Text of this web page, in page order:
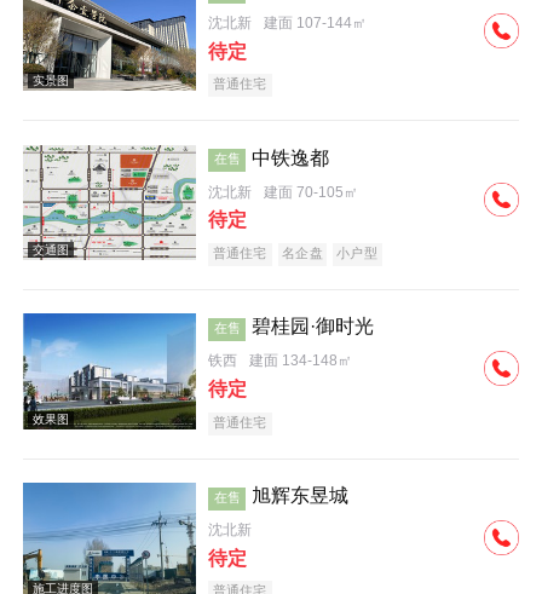
效果图
效果图
沈北新 建面 107-144㎡
待定
普通住宅
在售 中铁逸都
沈北新 建面 70-105㎡
待定
普通住宅 名企盘 小户型
在售 碧桂园·御时光
铁西 建面 134-148㎡
待定
普通住宅
在售 旭辉东昱城
沈北新
待定
普通住宅